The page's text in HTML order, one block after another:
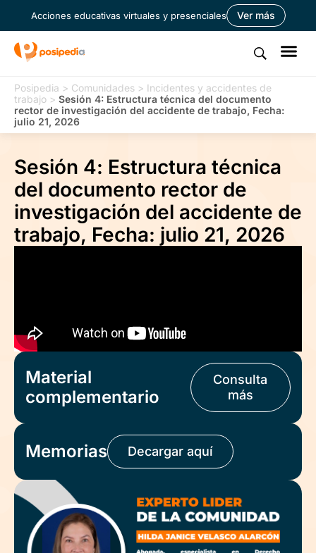
Acciones educativas virtuales y presenciales Ver más
Posipedia > Comunidades > Incidentes y accidentes de
trabajo > Sesión 4: Estructura técnica del documento
rector de investigación del accidente de trabajo, Fecha:
julio 21, 2026
Sesión 4: Estructura técnica
del documento rector de
investigación del accidente de
trabajo, Fecha: julio 21, 2026
Material
complementario
Consulta
más
Memorias Decargar aquí